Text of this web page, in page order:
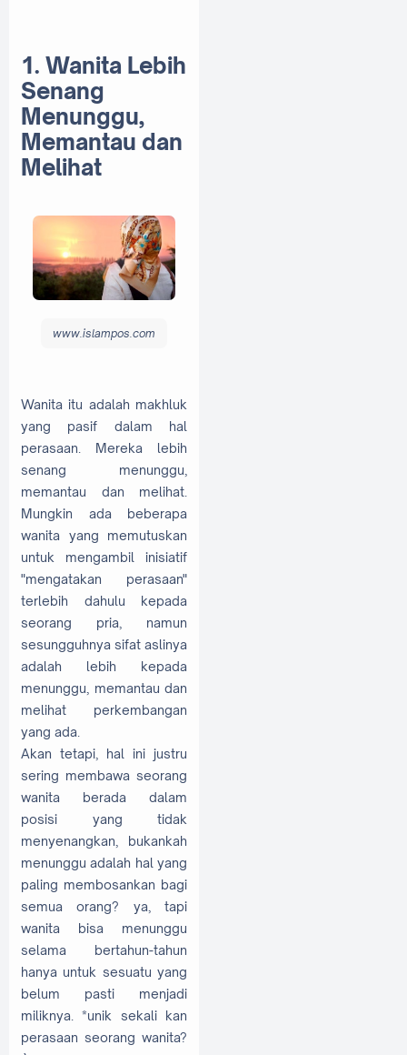
1. Wanita Lebih
Senang
Menunggu,
Memantau dan
Melihat
www.islampos.com
Wanita itu adalah makhluk
yang pasif dalam hal
perasaan. Mereka lebih
senang menunggu,
memantau dan melihat.
Mungkin ada beberapa
wanita yang memutuskan
untuk mengambil inisiatif
"mengatakan perasaan"
terlebih dahulu kepada
seorang pria, namun
sesungguhnya sifat aslinya
adalah lebih kepada
menunggu, memantau dan
melihat perkembangan
yang ada.
Akan tetapi, hal ini justru
sering membawa seorang
wanita berada dalam
posisi yang tidak
menyenangkan, bukankah
menunggu adalah hal yang
paling membosankan bagi
semua orang? ya, tapi
wanita bisa menunggu
selama bertahun-tahun
hanya untuk sesuatu yang
belum pasti menjadi
miliknya. *unik sekali kan
perasaan seorang wanita?